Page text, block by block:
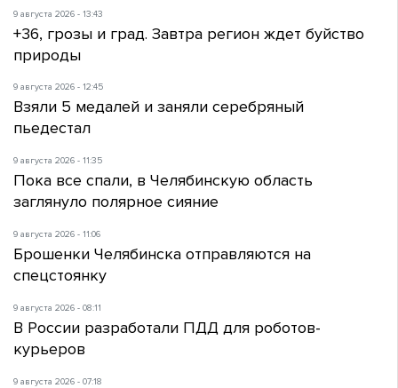
9 августа 2026 - 13:43
+36, грозы и град. Завтра регион ждет буйство
природы
9 августа 2026 - 12:45
Взяли 5 медалей и заняли серебряный
пьедестал
9 августа 2026 - 11:35
Пока все спали, в Челябинскую область
заглянуло полярное сияние
9 августа 2026 - 11:06
Брошенки Челябинска отправляются на
спецстоянку
9 августа 2026 - 08:11
В России разработали ПДД для роботов-
курьеров
9 августа 2026 - 07:18